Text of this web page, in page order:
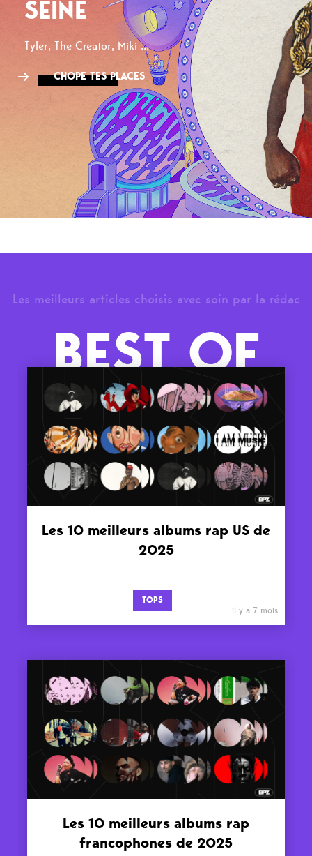
SEINE
Tyler, The Creator, Miki ...
CHOPE TES PLACES
Les meilleurs articles choisis avec soin par la rédac
BEST OF
Les 10 meilleurs albums rap US de
2025
TOPS
il y a 7 mois
Les 10 meilleurs albums rap
francophones de 2025